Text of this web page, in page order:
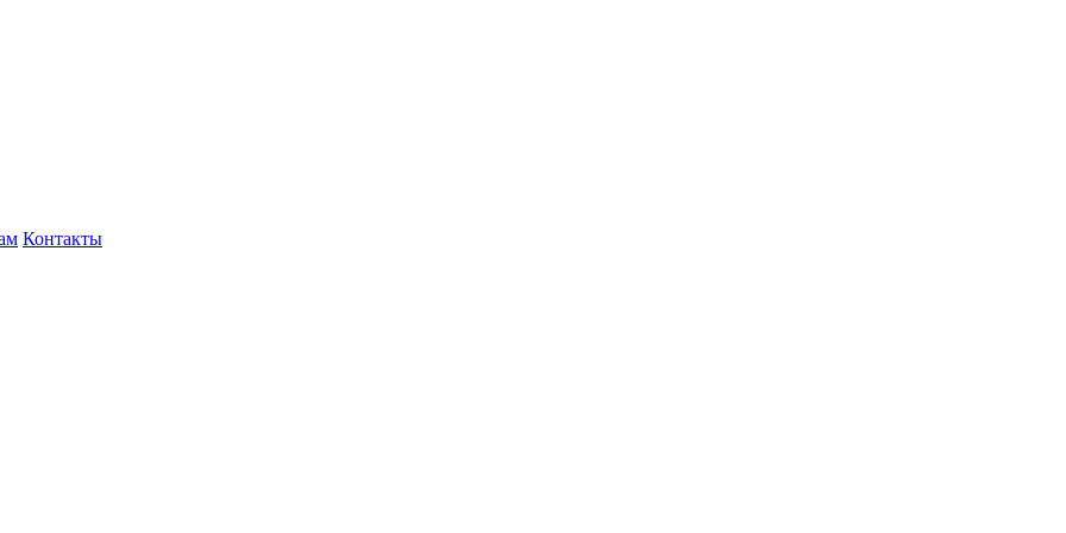
Контакты